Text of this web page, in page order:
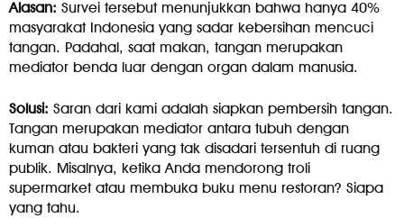
Alasan: Survei tersebut menunjukkan bahwa hanya 40%
masyarakat Indonesia yang sadar kebersihan mencuci
tangan. Padahal, saat makan, tangan merupakan
mediator benda luar dengan organ dalam manusia.
Solusi: Saran dari kami adalah siapkan pembersih tangan.
Tangan merupakan mediator antara tubuh dengan
kuman atau bakteri yang tak disadari tersentuh di ruang
publik. Misalnya, ketika Anda mendorong troli
supermarket atau membuka buku menu restoran? Siapa
yang tahu.